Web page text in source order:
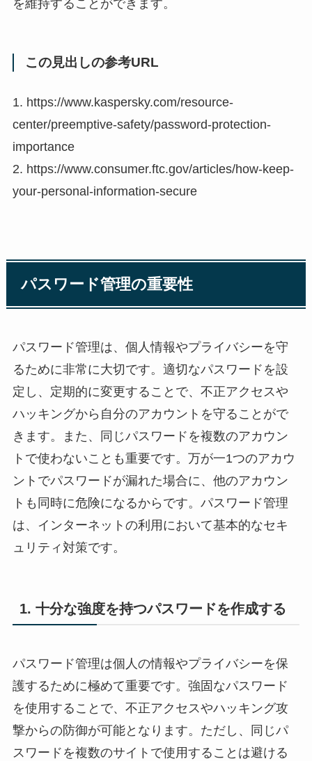
を維持することができます。
この見出しの参考URL
1. https://www.kaspersky.com/resource-
center/preemptive-safety/password-protection-
importance
2. https://www.consumer.ftc.gov/articles/how-keep-
your-personal-information-secure
パスワード管理の重要性
パスワード管理は、個人情報やプライバシーを守
るために非常に大切です。適切なパスワードを設
定し、定期的に変更することで、不正アクセスや
ハッキングから自分のアカウントを守ることがで
きます。また、同じパスワードを複数のアカウン
トで使わないことも重要です。万が一1つのアカウ
ントでパスワードが漏れた場合に、他のアカウン
トも同時に危険になるからです。パスワード管理
は、インターネットの利用において基本的なセキ
ュリティ対策です。
1. 十分な強度を持つパスワードを作成する
パスワード管理は個人の情報やプライバシーを保
護するために極めて重要です。強固なパスワード
を使用することで、不正アクセスやハッキング攻
撃からの防御が可能となります。ただし、同じパ
スワードを複数のサイトで使用することは避ける